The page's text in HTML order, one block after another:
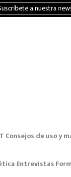
a nuestra
Consejos de uso y
Entrevistas